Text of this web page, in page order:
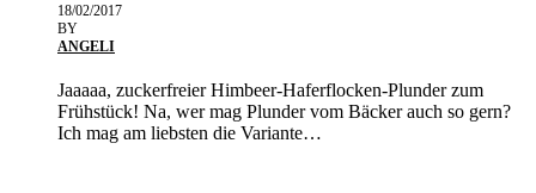
18/02/2017
BY
ANGELI
Jaaaaa, zuckerfreier Himbeer-Haferflocken-Plunder zum
Frühstück! Na, wer mag Plunder vom Bäcker auch so gern?
Ich mag am liebsten die Variante…